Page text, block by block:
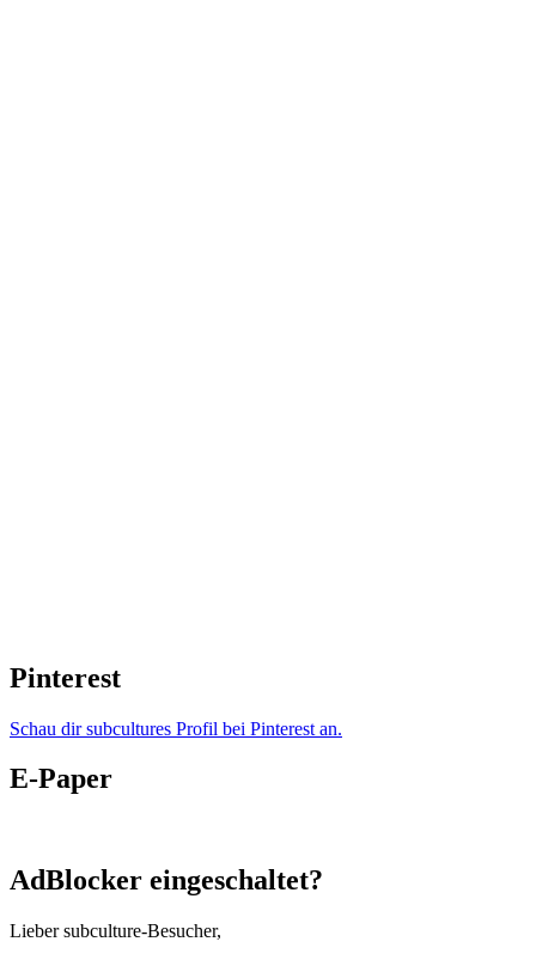
Pinterest
Schau dir subcultures Profil bei Pinterest an.
E-Paper
AdBlocker eingeschaltet?
Lieber subculture-Besucher,